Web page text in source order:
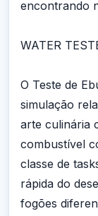
encontrando
WATER
O Teste de
simulação
arte culinária
combustível
classe de
rápida do
fogões